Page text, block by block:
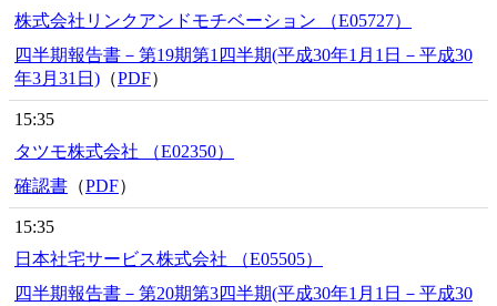
株式会社リンクアンドモチベーション （E05727）
四半期報告書－第19期第1四半期(平成30年1月1日－平成30
年3月31日) （PDF）
15:35
タツモ株式会社 （E02350）
確認書 （PDF）
15:35
日本社宅サービス株式会社 （E05505）
四半期報告書－第20期第3四半期(平成30年1月1日－平成30